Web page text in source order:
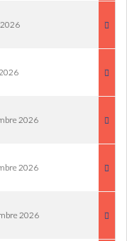
2026
2026
2026